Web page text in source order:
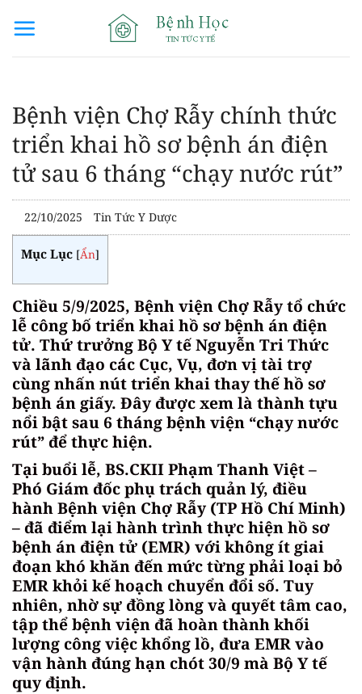
qua
Bệnh viện Chợ Rẫy chính thức
triển khai hồ sơ bệnh án điện
tử sau 6 tháng “chạy nước rút”
22/10/2025 Tin Tức Y Dược
Mục Lục [Ẩn]
Chiều 5/9/2025, Bệnh viện Chợ Rẫy tổ chức
lễ công bố triển khai hồ sơ bệnh án điện
tử. Thứ trưởng Bộ Y tế Nguyễn Tri Thức
và lãnh đạo các Cục, Vụ, đơn vị tài trợ
cùng nhấn nút triển khai thay thế hồ sơ
bệnh án giấy. Đây được xem là thành tựu
nổi bật sau 6 tháng bệnh viện “chạy nước
rút” để thực hiện.
Tại buổi lễ, BS.CKII Phạm Thanh Việt –
Phó Giám đốc phụ trách quản lý, điều
hành Bệnh viện Chợ Rẫy (TP Hồ Chí Minh)
– đã điểm lại hành trình thực hiện hồ sơ
bệnh án điện tử (EMR) với không ít giai
đoạn khó khăn đến mức từng phải loại bỏ
EMR khỏi kế hoạch chuyển đổi số. Tuy
nhiên, nhờ sự đồng lòng và quyết tâm cao,
tập thể bệnh viện đã hoàn thành khối
lượng công việc khổng lồ, đưa EMR vào
vận hành đúng hạn chót 30/9 mà Bộ Y tế
quy định.